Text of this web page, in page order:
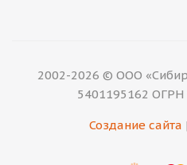
2002-2026 © ООО
5401195162 ОГРН
Создание сайта |